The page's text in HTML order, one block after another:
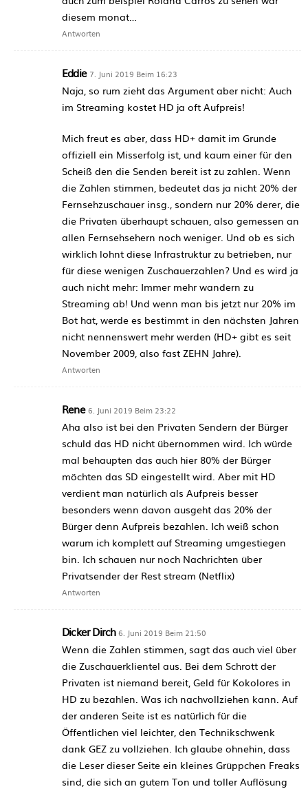
diesem monat…
Antworten
Eddie 7. Juni 2019 Beim 16:23
Naja, so rum zieht das Argument aber nicht: Auch
im Streaming kostet HD ja oft Aufpreis!
Mich freut es aber, dass HD+ damit im Grunde
offiziell ein Misserfolg ist, und kaum einer für den
Scheiß den die Senden bereit ist zu zahlen. Wenn
die Zahlen stimmen, bedeutet das ja nicht 20% der
Fernsehzuschauer insg., sondern nur 20% derer, die
die Privaten überhaupt schauen, also gemessen an
allen Fernsehsehern noch weniger. Und ob es sich
wirklich lohnt diese Infrastruktur zu betrieben, nur
für diese wenigen Zuschauerzahlen? Und es wird ja
auch nicht mehr: Immer mehr wandern zu
Streaming ab! Und wenn man bis jetzt nur 20% im
Bot hat, werde es bestimmt in den nächsten Jahren
nicht nennenswert mehr werden (HD+ gibt es seit
November 2009, also fast ZEHN Jahre).
Antworten
Rene 6. Juni 2019 Beim 23:22
Aha also ist bei den Privaten Sendern der Bürger
schuld das HD nicht übernommen wird. Ich würde
mal behaupten das auch hier 80% der Bürger
möchten das SD eingestellt wird. Aber mit HD
verdient man natürlich als Aufpreis besser
besonders wenn davon ausgeht das 20% der
Bürger denn Aufpreis bezahlen. Ich weiß schon
warum ich komplett auf Streaming umgestiegen
bin. Ich schauen nur noch Nachrichten über
Privatsender der Rest stream (Netflix)
Antworten
Dicker Dirch 6. Juni 2019 Beim 21:50
Wenn die Zahlen stimmen, sagt das auch viel über
die Zuschauerklientel aus. Bei dem Schrott der
Privaten ist niemand bereit, Geld für Kokolores in
HD zu bezahlen. Was ich nachvollziehen kann. Auf
der anderen Seite ist es natürlich für die
Öffentlichen viel leichter, den Technikschwenk
dank GEZ zu vollziehen. Ich glaube ohnehin, dass
die Leser dieser Seite ein kleines Grüppchen Freaks
sind, die sich an gutem Ton und toller Auflösung